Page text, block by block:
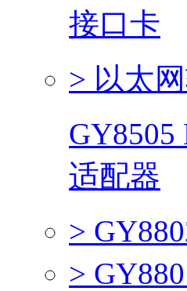
接口卡
> 以太
GY8505
适配器
>
>